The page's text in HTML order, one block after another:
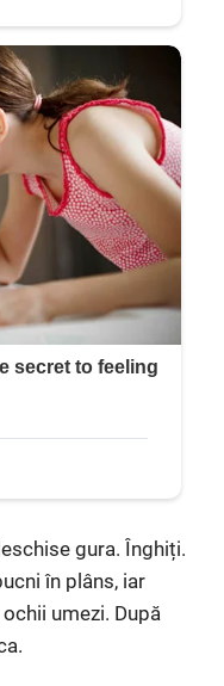
gura. Înghiți.
în plâns, iar
umezi. După